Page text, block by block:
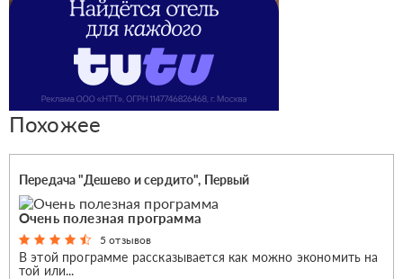
Похожее
Передача "Дешево и сердито", Первый
Очень полезная программа
5 отзывов
В этой программе рассказывается как можно экономить на
той или...